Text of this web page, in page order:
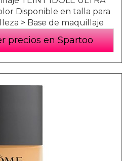
Disponible en talla para
> Base de maquillaje
precios en Spartoo